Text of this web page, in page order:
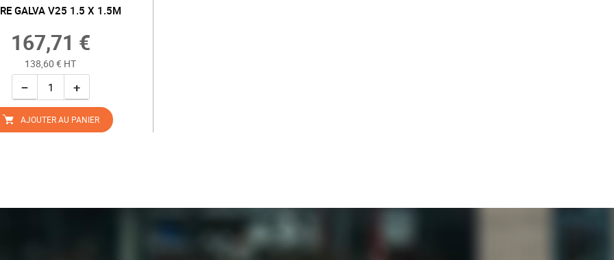
GALVA V25 1.5 X 1.5M
167,71 €
138,60 € HT
− +
AJOUTER AU PANIER